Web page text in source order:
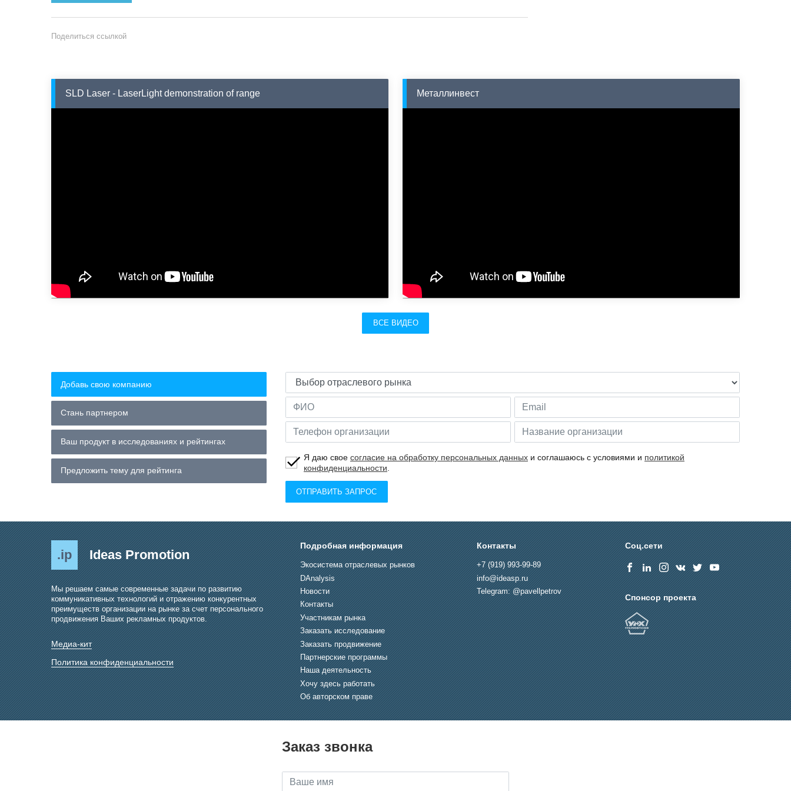
Поделиться ссылкой
SLD Laser - LaserLight demonstration of range Металлинвест
ВСЕ ВИДЕО
Добавь свою компанию
Стань партнером
Ваш продукт в исследованиях и рейтингах
Предложить тему для рейтинга
Я даю свое согласие на обработку персональных данныхи соглашаюсь с условиями и политикой
конфиденциальности.
ОТПРАВИТЬ ЗАПРОС
.ip Ideas Promotion
Мы решаем самые современные задачи по развитию
коммуникативных технологий и отражению конкурентных
преимуществ организации на рынке за счет персонального
продвижения Ваших рекламных продуктов.
Медиа-кит
Политика конфиденциальности
Подробная информация
Экосистема отраслевых рынков
DAnalysis
Новости
Контакты
Участникам рынка
Заказать исследование
Заказать продвижение
Партнерские программы
Наша деятельность
Хочу здесь работать
Об авторском праве
Контакты
+7 (919) 993-99-89
info@ideasp.ru
Telegram: @pavellpetrov
Соц.сети
Спонсор проекта
Заказ звонка